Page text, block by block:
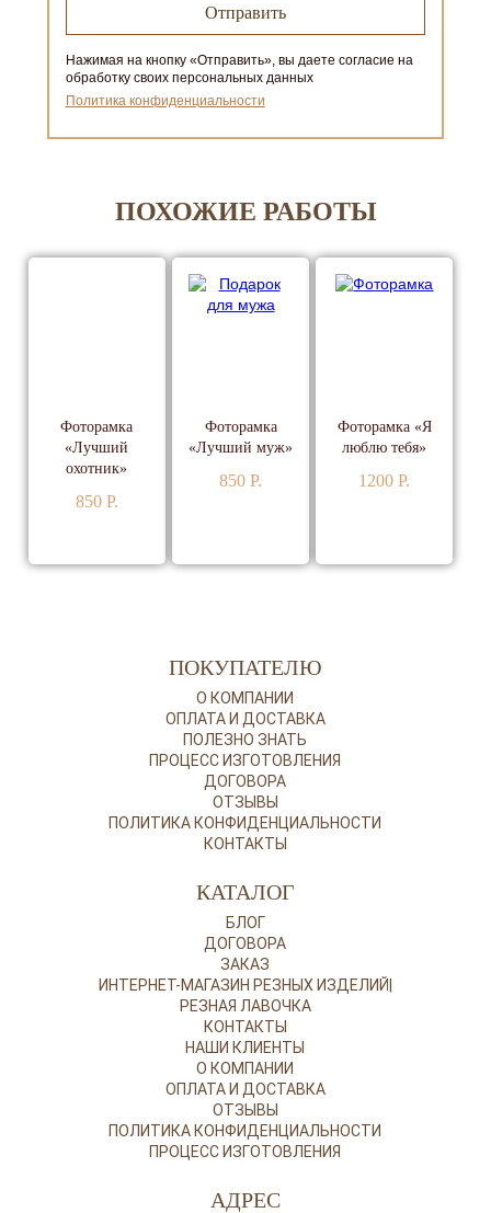
Нажимая на кнопку «Отправить», вы даете согласие на
обработку своих персональных данных
Политика конфиденциальности
ПОХОЖИЕ РАБОТЫ
Фоторамка
«Лучший
охотник»
850 P.
Фоторамка
«Лучший муж»
850 P.
Фоторамка «Я
люблю тебя»
1200 P.
ПОКУПАТЕЛЮ
О КОМПАНИИ
ОПЛАТА И ДОСТАВКА
ПОЛЕЗНО ЗНАТЬ
ПРОЦЕСС ИЗГОТОВЛЕНИЯ
ДОГОВОРА
ОТЗЫВЫ
ПОЛИТИКА КОНФИДЕНЦИАЛЬНОСТИ
КОНТАКТЫ
КАТАЛОГ
БЛОГ
ДОГОВОРА
ЗАКАЗ
ИНТЕРНЕТ-МАГАЗИН РЕЗНЫХ ИЗДЕЛИЙ|
РЕЗНАЯ ЛАВОЧКА
КОНТАКТЫ
НАШИ КЛИЕНТЫ
О КОМПАНИИ
ОПЛАТА И ДОСТАВКА
ОТЗЫВЫ
ПОЛИТИКА КОНФИДЕНЦИАЛЬНОСТИ
ПРОЦЕСС ИЗГОТОВЛЕНИЯ
АДРЕС